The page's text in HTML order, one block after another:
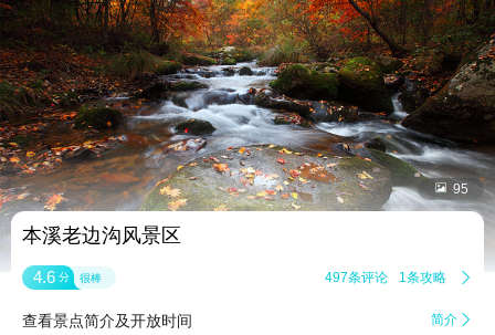
 95
本溪老边沟风景区
4.6 分 很棒 497条评论 1条攻略 
查看景点简介及开放时间 简介 
